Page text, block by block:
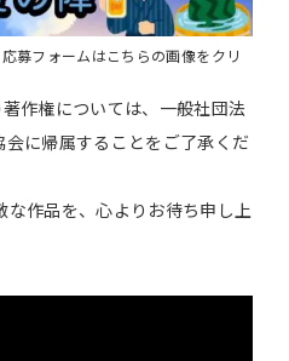
募フォームはこちらの画像をクリ
作権については、一般社団法
会に帰属することをご了承くだ
な作品を、心よりお待ち申し上